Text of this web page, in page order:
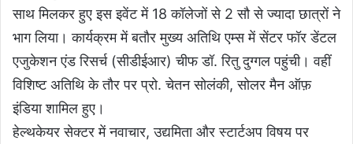
साथ मिलकर हुए इस इवेंट में 18 कॉलेजों से 2 सौ से ज्यादा छात्रों ने
भाग लिया। कार्यक्रम में बतौर मुख्य अतिथि एम्स में सेंटर फॉर डेंटल
एजुकेशन एंड रिसर्च (सीडीईआर) चीफ डॉ. रितु दुग्गल पहुंची। वहीं
विशिष्ट अतिथि के तौर पर प्रो. चेतन सोलंकी, सोलर मैन ऑफ़
इंडिया शामिल हुए।
हेल्थकेयर सेक्टर में नवाचार, उद्यमिता और स्टार्टअप विषय पर